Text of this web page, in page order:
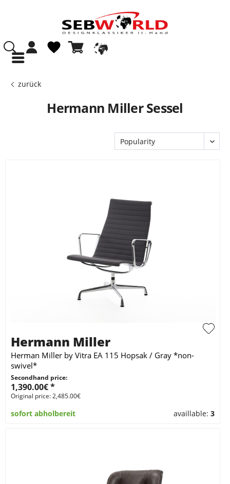
zurück
Hermann Miller Sessel
Hermann Miller
Herman Miller by Vitra EA 115 Hopsak / Gray *non-
swivel*
Secondhand price:
1,390.00€ *
Original price: 2,485.00€
sofort abholbereit availlable:3